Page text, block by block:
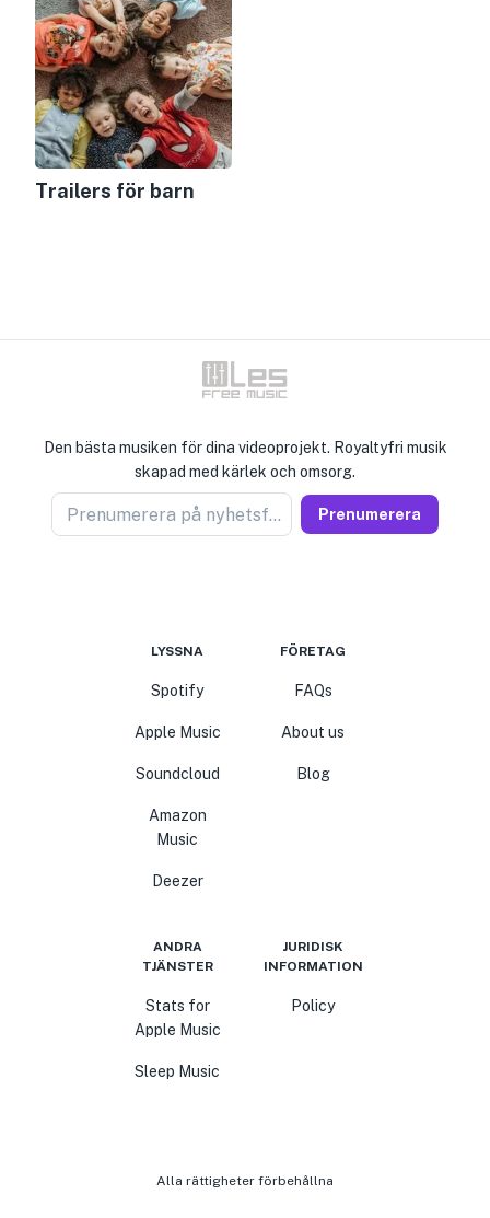
Trailers för barn
Den bästa musiken för dina videoprojekt. Royaltyfri musik
skapad med kärlek och omsorg.
Prenumerera på nyhetsförsäljare Prenumerera
LYSSNA
Spotify
Apple Music
Soundcloud
Amazon
Music
Deezer
FÖRETAG
FAQs
About us
Blog
ANDRA
TJÄNSTER
Stats for
Apple Music
Sleep Music
JURIDISK
INFORMATION
Policy
Alla rättigheter förbehållna